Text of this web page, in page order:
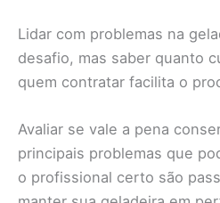
Lidar com problemas na
desafio, mas saber quanto
quem contratar facilita o
Avaliar se vale a pena
principais problemas que
o profissional certo são